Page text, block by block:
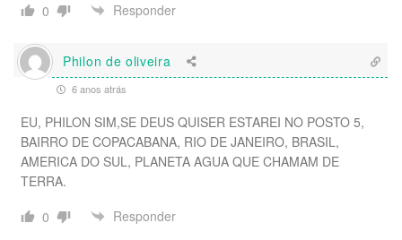
0
Responder
Philon de oliveira
6 anos atrás
EU, PHILON SIM,SE DEUS QUISER ESTAREI NO POSTO 5,
BAIRRO DE COPACABANA, RIO DE JANEIRO, BRASIL,
AMERICA DO SUL, PLANETA AGUA QUE CHAMAM DE
TERRA.
0
Responder